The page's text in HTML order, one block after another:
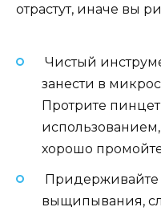
отрастут, иначе вы
Чистый
занести в
Протрите
хорошо
Придерживайте
выщипывания,